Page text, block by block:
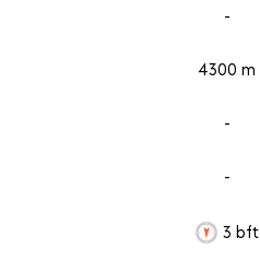
-
4300 m
-
-
3 bft